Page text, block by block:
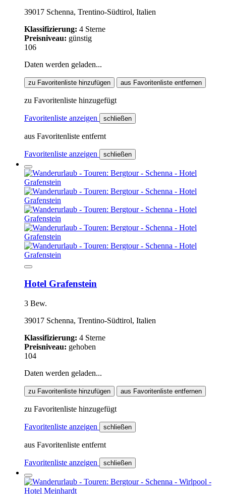
39017 Schenna, Trentino-Südtirol, Italien
Klassifizierung: 4 Sterne
Preisniveau: günstig
106
Daten werden geladen...
zu Favoritenliste hinzufügen aus Favoritenliste entfernen
zu Favoritenliste hinzugefügt
Favoritenliste anzeigen schließen
aus Favoritenliste entfernt
Favoritenliste anzeigen schließen
Hotel Grafenstein
3 Bew.
39017 Schenna, Trentino-Südtirol, Italien
Klassifizierung: 4 Sterne
Preisniveau: gehoben
104
Daten werden geladen...
zu Favoritenliste hinzufügen aus Favoritenliste entfernen
zu Favoritenliste hinzugefügt
Favoritenliste anzeigen schließen
aus Favoritenliste entfernt
Favoritenliste anzeigen schließen